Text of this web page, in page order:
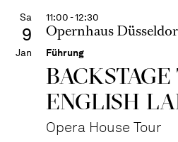
Sa
9
Jan
11:00 - 12:30
Opernhaus
Führung
ENGLISH
Opera House Tour